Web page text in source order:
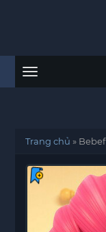
Menu
Trang chủ »